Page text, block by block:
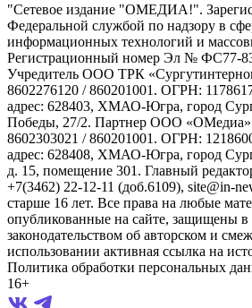
"Сетевое издание "ОМЕДИА!".
Федеральной службой по надзору в
информационных технологий и
Регистрационный номер Эл № ФС77-
Учредитель ООО ТРК
8602276120 / 860201001. ОГРН:
адрес: 628403, ХМАО-Югра, город
Победы, 27/2. Партнер ООО
8602303021 / 860201001. ОГРН:
адрес: 628408, ХМАО-Югра, город
д. 15, помещение 301. Главный
+7(3462) 22-12-11 (доб.6109), site@in-
старше 16 лет. Все права на любые
опубликованные на сайте, защищены в
законодательством об авторском и
использовании активная ссылка на
Политика обработки персональных
16+